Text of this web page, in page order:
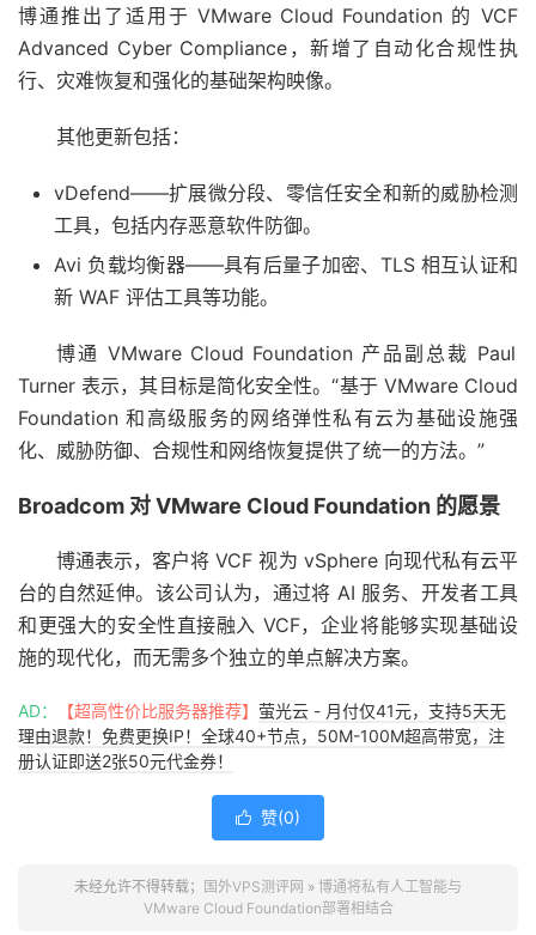
博通推出了适用于 VMware Cloud Foundation 的 VCF
Advanced Cyber​​ Compliance，新增了自动化合规性执
行、灾难恢复和强化的基础架构映像。
其他更新包括：
vDefend——扩展微分段、零信任安全和新的威胁检测
工具，包括内存恶意软件防御。
Avi 负载均衡器——具有后量子加密、TLS 相互认证和
新 WAF 评估工具等功能。
博通 VMware Cloud Foundation 产品副总裁 Paul
Turner 表示，其目标是简化安全性。“基于 VMware Cloud
Foundation 和高级服务的网络弹性私有云为基础设施强
化、威胁防御、合规性和网络恢复提供了统一的方法。”
Broadcom 对 VMware Cloud Foundation 的愿景
博通表示，客户将 VCF 视为 vSphere 向现代私有云平
台的自然延伸。该公司认为，通过将 AI 服务、开发者工具
和更强大的安全性直接融入 VCF，企业将能够实现基础设
施的现代化，而无需多个独立的单点解决方案。
AD： 【超高性价比服务器推荐】 萤光云 - 月付仅41元，支持5天无
理由退款！免费更换IP！全球40+节点，50M-100M超高带宽，注
册认证即送2张50元代金券！
 赞(0)
未经允许不得转载； 国外VPS测评网 » 博通将私有人工智能与
VMware Cloud Foundation部署相结合